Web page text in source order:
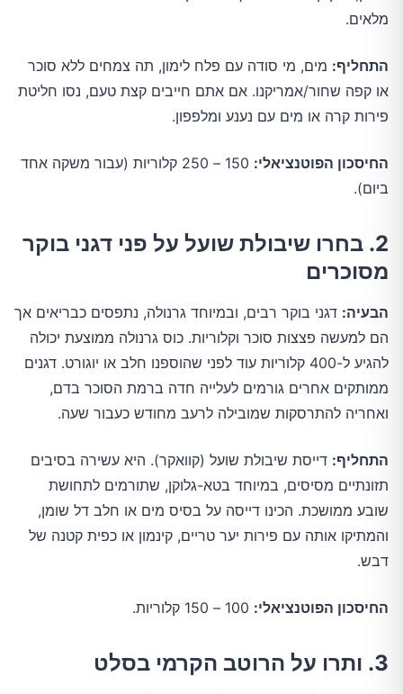
מלאים.
התחליף: מים, מי סודה עם פלח לימון, תה צמחים ללא סוכר
או קפה שחור/אמריקנו. אם אתם חייבים קצת טעם, נסו חליטת
פירות קרה או מים עם נענע ומלפפון.
החיסכון הפוטנציאלי:
150 – 250 קלוריות (עבור משקה אחד
ביום).
2. בחרו שיבולת שועל על פני דגני בוקר
מסוכרים
הבעיה: דגני בוקר רבים, ובמיוחד גרנולה, נתפסים כבריאים אך
הם למעשה פצצות סוכר וקלוריות. כוס גרנולה ממוצעת יכולה
להגיע ל-400 קלוריות עוד לפני שהוספנו חלב או יוגורט. דגנים
ממותקים אחרים גורמים לעלייה חדה ברמת הסוכר בדם,
ואחריה להתרסקות שמובילה לרעב מחודש כעבור שעה.
התחליף: דייסת שיבולת שועל (קוואקר). היא עשירה בסיבים
תזונתיים מסיסים, במיוחד בטא-גלוקן, שתורמים לתחושת
שובע ממושכת. הכינו דייסה על בסיס מים או חלב דל שומן,
והמתיקו אותה עם פירות יער טריים, קינמון או כפית קטנה של
דבש.
החיסכון הפוטנציאלי:
3. ותרו על הרוטב הקרמי בסלט